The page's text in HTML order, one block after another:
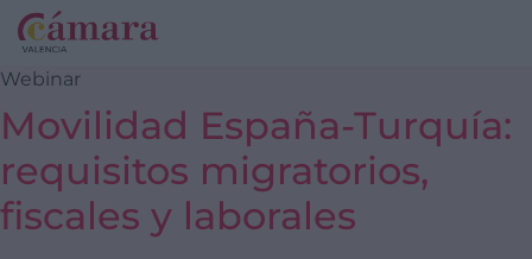
Webinar
Movilidad España-Turquía:
requisitos migratorios,
fiscales y laborales